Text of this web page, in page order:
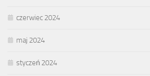
czerwiec 2024
maj 2024
styczeń 2024